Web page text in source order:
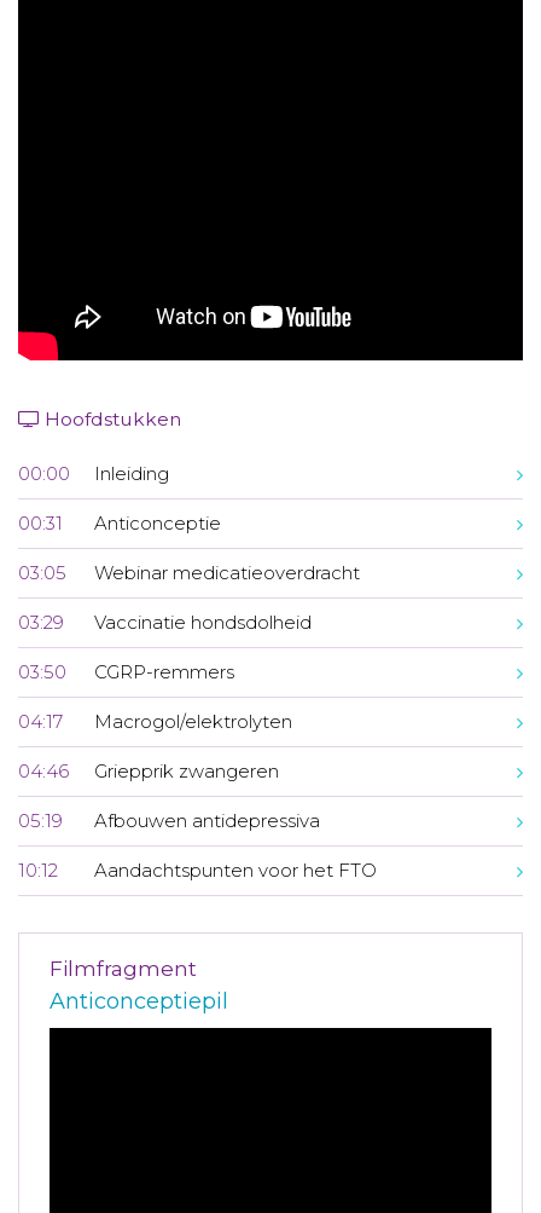
Hoofdstukken
00:00 Inleiding
00:31 Anticonceptie
03:05 Webinar medicatieoverdracht
03:29 Vaccinatie hondsdolheid
03:50 CGRP-remmers
04:17 Macrogol/elektrolyten
04:46 Griepprik zwangeren
05:19 Afbouwen antidepressiva
10:12 Aandachtspunten voor het FTO
Filmfragment
Anticonceptiepil